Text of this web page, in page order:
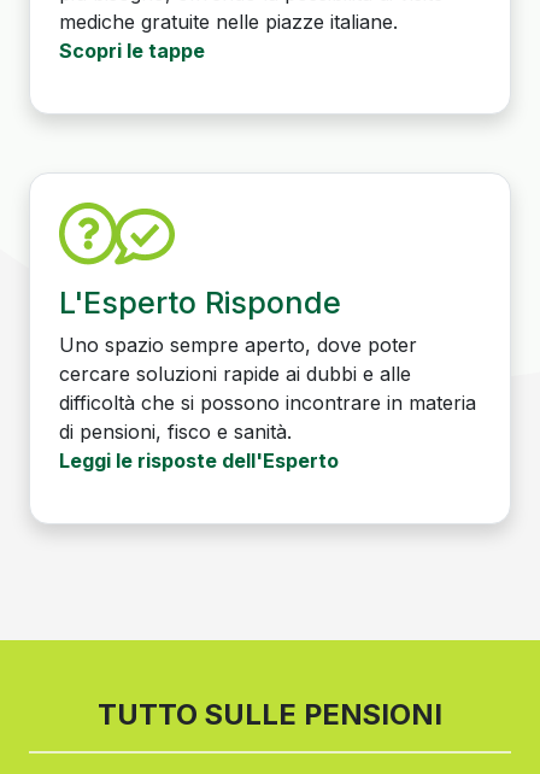
mediche gratuite nelle piazze italiane.
Scopri le tappe
L'Esperto Risponde
Uno spazio sempre aperto, dove poter
cercare soluzioni rapide ai dubbi e alle
difficoltà che si possono incontrare in materia
di pensioni, fisco e sanità.
Leggi le risposte dell'Esperto
TUTTO SULLE PENSIONI